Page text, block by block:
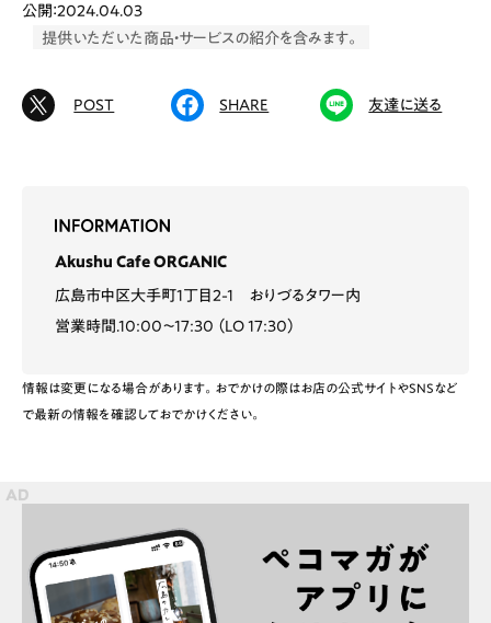
# ファミリーにおすすめ
# 女子旅におすすめ
Gourmet
Outing
スポット情報
お問合せ 利用規約
公開：2024.04.03
提供いただいた商品・サービスの紹介を含みます。
POST SHARE 友達に送る
Akushu Cafe ORGANIC
広島市中区大手町1丁目2-1 おりづるタワー内
営業時間.10:00〜17:30 （LO 17:30）
情報は変更になる場合があります。おでかけの際はお店の公式サイトやSNSなど
で最新の情報を確認しておでかけください。